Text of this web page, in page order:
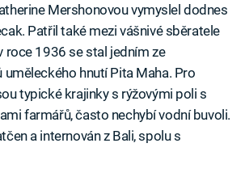
Mershonovou vymyslel dodnes
Patřil také mezi vášnivé sběratele
roce 1936 se stal jedním ze
uměleckého hnutí Pita Maha. Pro
typické krajinky s rýžovými poli s
farmářů, často nechybí vodní buvoli.
a internován z Bali, spolu s